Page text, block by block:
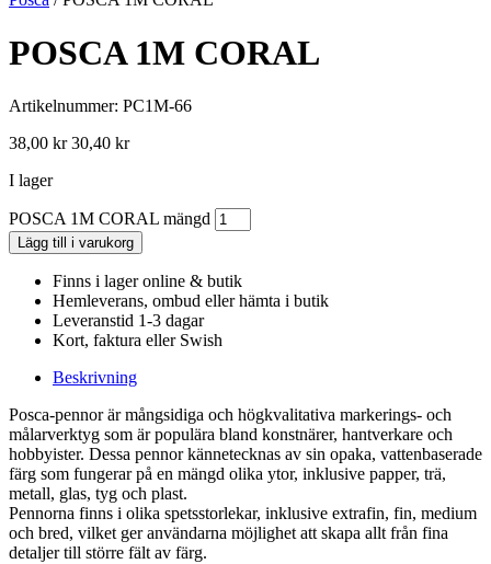
POSCA 1M CORAL
Artikelnummer: PC1M-66
38,00 kr 30,40 kr
I lager
POSCA 1M CORAL mängd
Lägg till i varukorg
Finns i lager online & butik
Hemleverans, ombud eller hämta i butik
Leveranstid 1-3 dagar
Kort, faktura eller Swish
Beskrivning
Posca-pennor är mångsidiga och högkvalitativa markerings- och
målarverktyg som är populära bland konstnärer, hantverkare och
hobbyister. Dessa pennor kännetecknas av sin opaka, vattenbaserade
färg som fungerar på en mängd olika ytor, inklusive papper, trä,
metall, glas, tyg och plast.
Pennorna finns i olika spetsstorlekar, inklusive extrafin, fin, medium
och bred, vilket ger användarna möjlighet att skapa allt från fina
detaljer till större fält av färg.